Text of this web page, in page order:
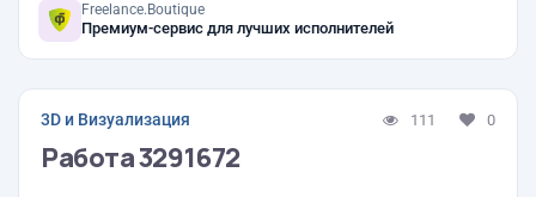
Freelance.Boutique
Премиум-сервис для лучших исполнителей
3D и Визуализация 111 0
Работа 3291672